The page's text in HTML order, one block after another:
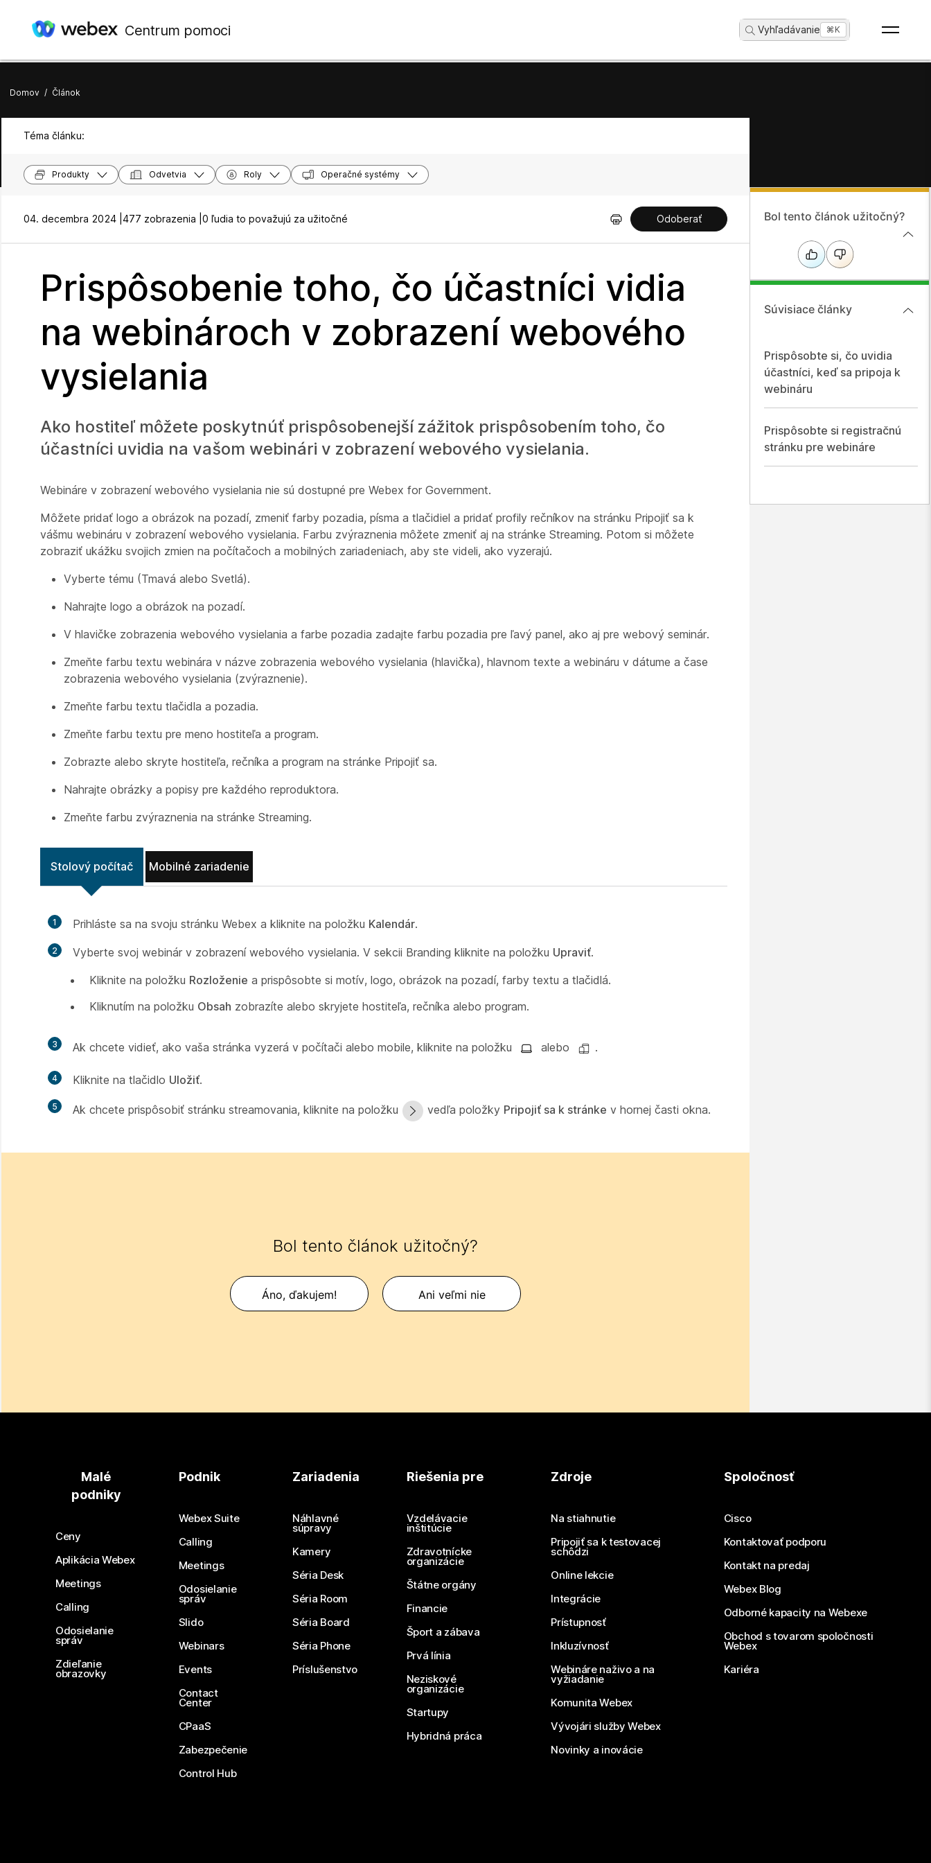
Centrum pomoci Vyhľadávanie ...⌘K
Domov / Článok
Téma článku:
Produkty Odvetvia Roly Operačné systémy
04. decembra 2024 | 477 zobrazenia | 0 ľudia to považujú za užitočné Odoberať
Prispôsobenie toho, čo účastníci vidia
na webinároch v zobrazení webového
vysielania
Ako hostiteľ môžete poskytnúť prispôsobenejší zážitok prispôsobením toho, čo
účastníci uvidia na vašom webinári v zobrazení webového vysielania.
Webináre v zobrazení webového vysielania nie sú dostupné pre Webex for Government.
Môžete pridať logo a obrázok na pozadí, zmeniť farby pozadia, písma a tlačidiel a pridať profily rečníkov na stránku Pripojiť sa k
vášmu webináru v zobrazení webového vysielania. Farbu zvýraznenia môžete zmeniť aj na stránke Streaming. Potom si môžete
zobraziť ukážku svojich zmien na počítačoch a mobilných zariadeniach, aby ste videli, ako vyzerajú.
Vyberte tému (Tmavá alebo Svetlá).
Nahrajte logo a obrázok na pozadí.
V hlavičke zobrazenia webového vysielania a farbe pozadia zadajte farbu pozadia pre ľavý panel, ako aj pre webový seminár.
Zmeňte farbu textu webinára v názve zobrazenia webového vysielania (hlavička), hlavnom texte a webináru v dátume a čase
zobrazenia webového vysielania (zvýraznenie).
Zmeňte farbu textu tlačidla a pozadia.
Zmeňte farbu textu pre meno hostiteľa a program.
Zobrazte alebo skryte hostiteľa, rečníka a program na stránke Pripojiť sa.
Nahrajte obrázky a popisy pre každého reproduktora.
Zmeňte farbu zvýraznenia na stránke Streaming.
Stolový počítač Mobilné zariadenie
1 Prihláste sa na svoju stránku Webex a kliknite na položku Kalendár.
2 Vyberte svoj webinár v zobrazení webového vysielania. V sekcii Branding kliknite na položku Upraviť.
Kliknite na položku Rozloženie a prispôsobte si motív, logo, obrázok na pozadí, farby textu a tlačidlá.
Kliknutím na položku Obsah zobrazíte alebo skryjete hostiteľa, rečníka alebo program.
3 Ak chcete vidieť, ako vaša stránka vyzerá v počítači alebo mobile, kliknite na položku alebo .
4 Kliknite na tlačidlo Uložiť.
5 Ak chcete prispôsobiť stránku streamovania, kliknite na položku vedľa položky Pripojiť sa k stránke v hornej časti okna.
Bol tento článok užitočný?
Áno, ďakujem! Ani veľmi nie
Bol tento článok užitočný?
Súvisiace články
Prispôsobte si, čo uvidia
účastníci, keď sa pripoja k
webináru
Prispôsobte si registračnú
stránku pre webináre
Malé
podniky
Ceny
Aplikácia Webex
Meetings
Calling
Odosielanie
správ
Zdieľanie
obrazovky
Podnik
Webex Suite
Calling
Meetings
Odosielanie
správ
Slido
Webinars
Events
Contact
Center
CPaaS
Zabezpečenie
Control Hub
Zariadenia
Náhlavné
súpravy
Kamery
Séria Desk
Séria Room
Séria Board
Séria Phone
Príslušenstvo
Riešenia pre
Vzdelávacie
inštitúcie
Zdravotnícke
organizácie
Štátne orgány
Financie
Šport a zábava
Prvá línia
Neziskové
organizácie
Startupy
Hybridná práca
Zdroje
Na stiahnutie
Pripojiť sa k testovacej
schôdzi
Online lekcie
Integrácie
Prístupnosť
Inkluzívnosť
Webináre naživo a na
vyžiadanie
Komunita Webex
Vývojári služby Webex
Novinky a inovácie
Spoločnosť
Cisco
Kontaktovať podporu
Kontakt na predaj
Webex Blog
Odborné kapacity na Webexe
Obchod s tovarom spoločnosti
Webex
Kariéra